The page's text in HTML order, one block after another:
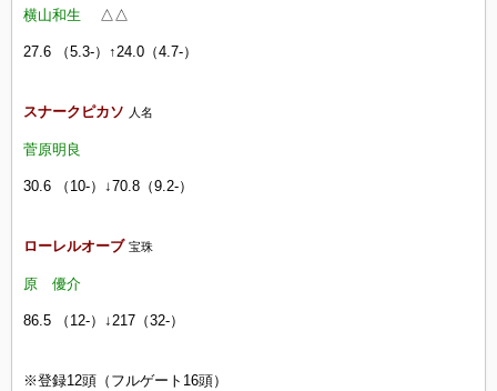
横山和生 △△
27.6 （5.3-）↑24.0（4.7-）
スナークピカソ 人名
菅原明良
30.6 （10-）↓70.8（9.2-）
ローレルオーブ 宝珠
原 優介
86.5 （12-）↓217（32-）
※登録12頭（フルゲート16頭）